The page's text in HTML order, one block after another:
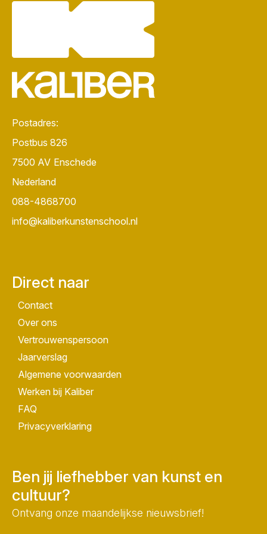
Postadres:
Postbus 826
7500 AV Enschede
Nederland
088-4868700
info@kaliberkunstenschool.nl
Direct naar
Contact
Over ons
Vertrouwenspersoon
Jaarverslag
Algemene voorwaarden
Werken bij Kaliber
FAQ
Privacyverklaring
Ben jij liefhebber van kunst en
cultuur?
Ontvang onze maandelijkse nieuwsbrief!